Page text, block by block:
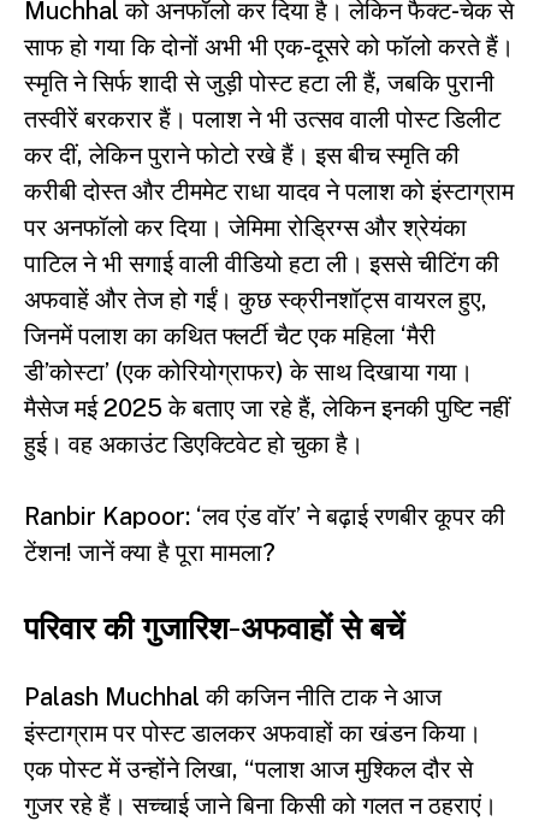
Muchhal को अनफॉलो कर दिया है। लेकिन फैक्ट-चेक से
साफ हो गया कि दोनों अभी भी एक-दूसरे को फॉलो करते हैं।
स्मृति ने सिर्फ शादी से जुड़ी पोस्ट हटा ली हैं, जबकि पुरानी
तस्वीरें बरकरार हैं। पलाश ने भी उत्सव वाली पोस्ट डिलीट
कर दीं, लेकिन पुराने फोटो रखे हैं। इस बीच स्मृति की
करीबी दोस्त और टीममेट राधा यादव ने पलाश को इंस्टाग्राम
पर अनफॉलो कर दिया। जेमिमा रोड्रिग्स और श्रेयंका
पाटिल ने भी सगाई वाली वीडियो हटा ली। इससे चीटिंग की
अफवाहें और तेज हो गईं। कुछ स्क्रीनशॉट्स वायरल हुए,
जिनमें पलाश का कथित फ्लर्टी चैट एक महिला ‘मैरी
डी’कोस्टा’ (एक कोरियोग्राफर) के साथ दिखाया गया।
मैसेज मई 2025 के बताए जा रहे हैं, लेकिन इनकी पुष्टि नहीं
हुई। वह अकाउंट डिएक्टिवेट हो चुका है।
Ranbir Kapoor: ‘लव एंड वॉर’ ने बढ़ाई रणबीर कूपर की
टेंशन! जानें क्या है पूरा मामला?
परिवार की गुजारिश-अफवाहों से बचें
Palash Muchhal की कजिन नीति टाक ने आज
इंस्टाग्राम पर पोस्ट डालकर अफवाहों का खंडन किया।
एक पोस्ट में उन्होंने लिखा, “पलाश आज मुश्किल दौर से
गुजर रहे हैं। सच्चाई जाने बिना किसी को गलत न ठहराएं।